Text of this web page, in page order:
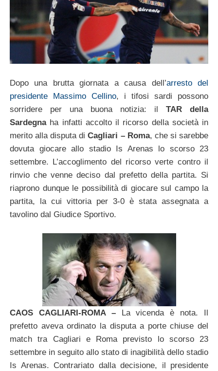
Dopo una brutta giornata a causa dell’arresto del
presidente Massimo Cellino, i tifosi sardi possono
sorridere per una buona notizia: il TAR della
Sardegnaha infatti accolto il ricorso della società in
merito alla disputa di Cagliari – Roma, che si sarebbe
dovuta giocare allo stadio Is Arenas lo scorso 23
settembre. L’accoglimento del ricorso verte contro il
rinvio che venne deciso dal prefetto della partita. Si
riaprono dunque le possibilità di giocare sul campo la
partita, la cui vittoria per 3-0 è stata assegnata a
tavolino dal Giudice Sportivo.
CAOS CAGLIARI-ROMA –La vicenda è nota. Il
prefetto aveva ordinato la disputa a porte chiuse del
match tra Cagliari e Roma previsto lo scorso 23
settembre in seguito allo stato di inagibilità dello stadio
Is Arenas. Contrariato dalla decisione, il presidente